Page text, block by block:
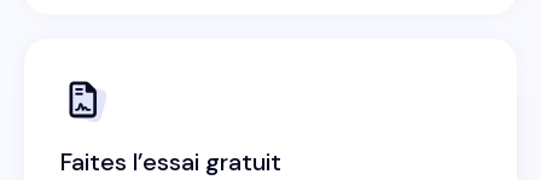
Faites l’essai gratuit